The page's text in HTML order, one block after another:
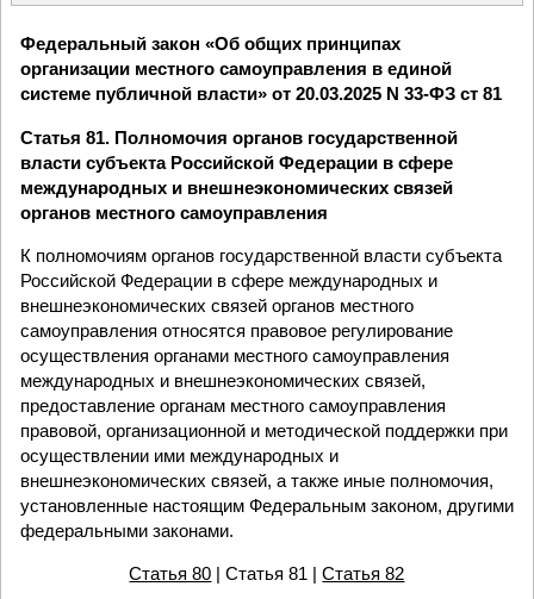
Федеральный закон «Об общих принципах
организации местного самоуправления в единой
системе публичной власти» от 20.03.2025 N 33-ФЗ ст 81
Статья 81. Полномочия органов государственной
власти субъекта Российской Федерации в сфере
международных и внешнеэкономических связей
органов местного самоуправления
К полномочиям органов государственной власти субъекта
Российской Федерации в сфере международных и
внешнеэкономических связей органов местного
самоуправления относятся правовое регулирование
осуществления органами местного самоуправления
международных и внешнеэкономических связей,
предоставление органам местного самоуправления
правовой, организационной и методической поддержки при
осуществлении ими международных и
внешнеэкономических связей, а также иные полномочия,
установленные настоящим Федеральным законом, другими
федеральными законами.
Статья 80 | Статья 81 |Статья 82